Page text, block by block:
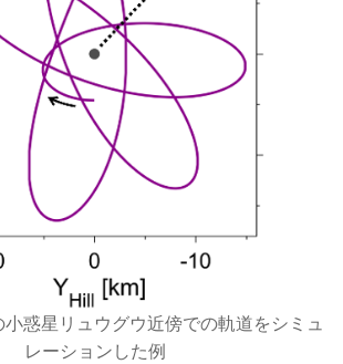
小惑星リュウグウ近傍での軌道をシミュ
レーションした例